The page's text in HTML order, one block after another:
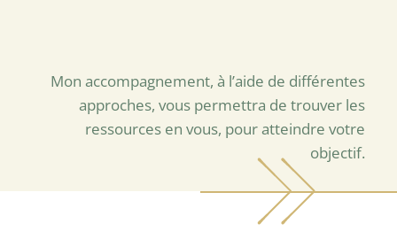
Mon accompagnement, à l’aide de différentes
approches, vous permettra de trouver les
ressources en vous, pour atteindre votre
objectif.